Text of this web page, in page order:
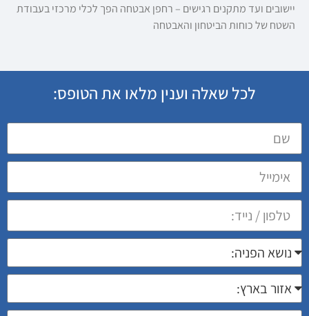
יישובים ועד מתקנים רגישים – רחפן אבטחה הפך לכלי מרכזי בעבודת
השטח של כוחות הביטחון והאבטחה
לכל שאלה וענין מלאו את הטופס: